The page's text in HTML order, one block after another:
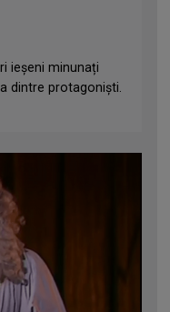
ieșeni minunați
dintre protagoniști.